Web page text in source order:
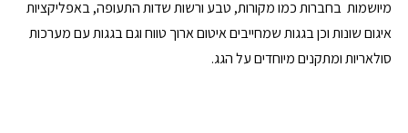
מיושמות  בחברות כמו מקורות, טבע ורשות שדות התעופה, באפליקציות
איגום שונות וכן בגגות שמחייבים איטום ארוך טווח וגם בגגות עם מערכות
סולאריות ומתקנים מיוחדים על הגג.